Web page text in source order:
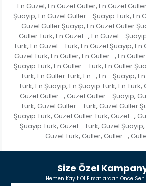
En Güzel, En Güzel Güller, En Güzel
Şuayip, En Güzel Güller - Şuayip Türk, En
Güzel Güller Şuayip, En Güzel Güller
Güller Türk, En Güzel -, En Güzel -
Türk, En Güzel - Türk, En Güzel Şuayip, En
Güzel Türk, En Güller, En Güller -, En
Şuayip Türk, En Güller - Türk, En Güller
Türk, En Güller Türk, En -, En - Şuayip,
Türk, En Şuayip, En Şuayip Türk, En Türk,
Güzel Güller -, Güzel Güller - Şuayip,
Türk, Güzel Güller - Türk, Güzel Güller
Şuayip Türk, Güzel Güller Türk, Güzel -,
Şuayip Türk, Güzel - Türk, Güzel Şuayip,
Güzel Türk, Güller, Güller -,
Size Özel
Hemen Kayıt Ol Fırsatlardan Önce